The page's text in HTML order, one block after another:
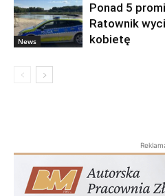
News
Ponad 5
Ratownik
kobietę